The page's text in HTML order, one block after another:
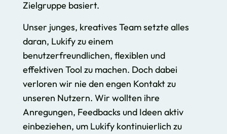
Zielgruppe basiert.
Unser junges, kreatives Team setzte alles
daran, Lukify zu einem
benutzerfreundlichen, flexiblen und
effektiven Tool zu machen. Doch dabei
verloren wir nie den engen Kontakt zu
unseren Nutzern. Wir wollten ihre
Anregungen, Feedbacks und Ideen aktiv
einbeziehen, um Lukify kontinuierlich zu